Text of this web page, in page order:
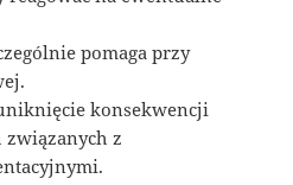
pomaga przy
konsekwencji
z